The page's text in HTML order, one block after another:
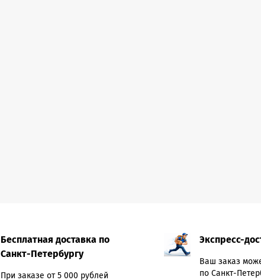
Бесплатная доставка по
Санкт-Петербургу
При заказе от 5 000 рублей
Экспресс-
Ваш заказ
по Санкт-